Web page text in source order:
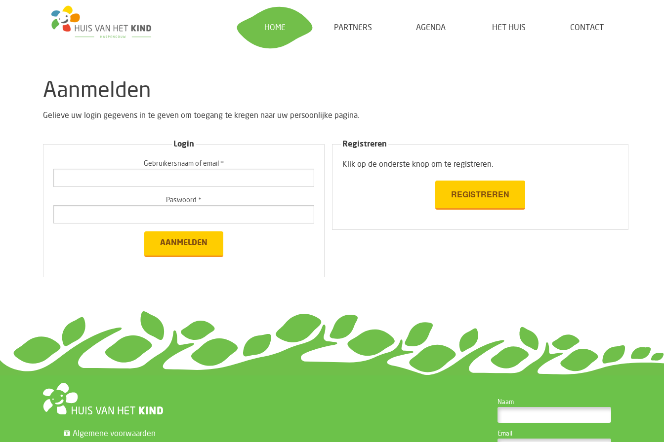
HOME PARTNERS AGENDA HET HUIS CONTACT
Aanmelden
Gelieve uw login gegevens in te geven om toegang te kregen naar uw persoonlijke pagina.
Login
Gebruikersnaam of email *
Paswoord *
AANMELDEN
Registreren
Klik op de onderste knop om te registreren.
REGISTREREN
Algemene voorwaarden
WEBSITE BEHEERDER
Naam
Email